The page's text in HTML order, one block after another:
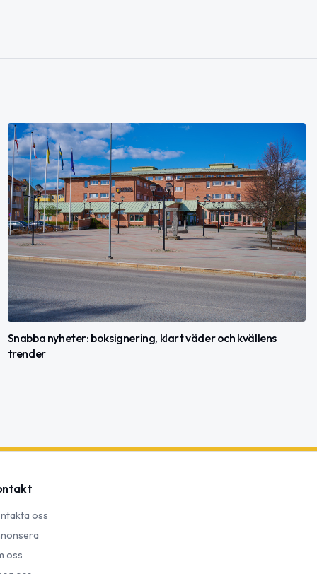
Snabba nyheter: boksignering, klart väder och kvällens
trender
oss
oss